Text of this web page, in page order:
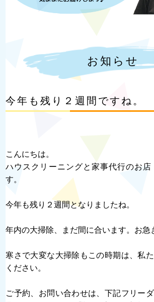
お知らせ
今年も残り２週間ですね。
こんにちは。
ハウスクリーニングと家事代行のお
す。
今年も残り２週間となりましたね。
年内の大掃除、まだ間に合います。お急
寒さで大変な大掃除もこの時期は、私
ください。
ご予約、お問い合わせは、下記フリーダ